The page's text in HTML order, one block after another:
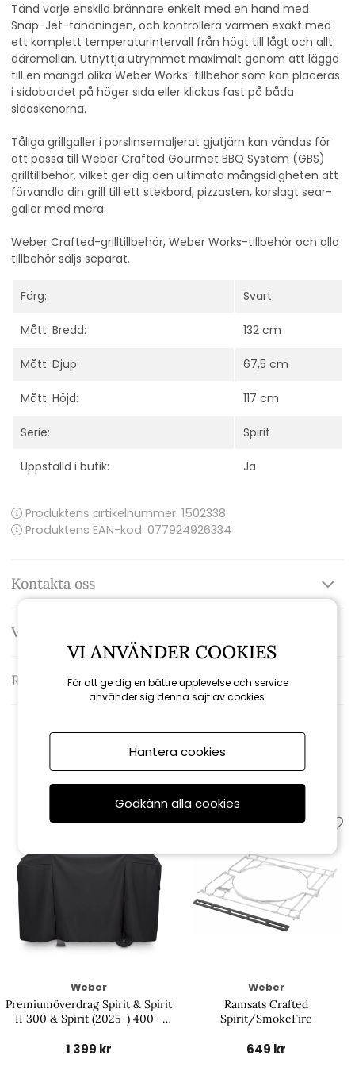
Tänd varje enskild brännare enkelt med en hand med
Snap-Jet-tändningen, och kontrollera värmen exakt med
ett komplett temperaturintervall från högt till lågt och allt
däremellan. Utnyttja utrymmet maximalt genom att lägga
till en mängd olika Weber Works-tillbehör som kan placeras
i sidobordet på höger sida eller klickas fast på båda
sidoskenorna.
Tåliga grillgaller i porslinsemaljerat gjutjärn kan vändas för
att passa till Weber Crafted Gourmet BBQ System (GBS)
grilltillbehör, vilket ger dig den ultimata mångsidigheten att
förvandla din grill till ett stekbord, pizzasten, korslagt sear-
galler med mera.
Weber Crafted-grilltillbehör, Weber Works-tillbehör och alla
tillbehör säljs separat.
Färg: Svart
Mått: Bredd: 132 cm
Mått: Djup: 67,5 cm
Mått: Höjd: 117 cm
Serie: Spirit
Uppställd i butik: Ja
Produktens artikelnummer: 1502338
Produktens EAN-kod: 077924926334
Kontakta oss
Varumärke: Weber
Recensioner
Relaterade produkter
Weber
Premiumöverdrag Spirit & Spirit
II 300 & Spirit (2025-) 400 -
1 399 kr
Weber
Ramsats Crafted
Spirit/SmokeFire
649 kr
VI ANVÄNDER COOKIES
För att ge dig en bättre upplevelse och service
använder sig denna sajt av cookies.
Hantera cookies
Godkänn alla cookies